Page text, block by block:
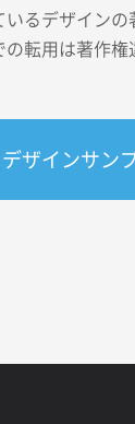
いるデザイン
転用は著作
デザインサン